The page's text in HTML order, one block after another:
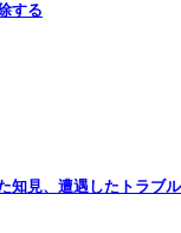
する
知見、遭遇したトラブル